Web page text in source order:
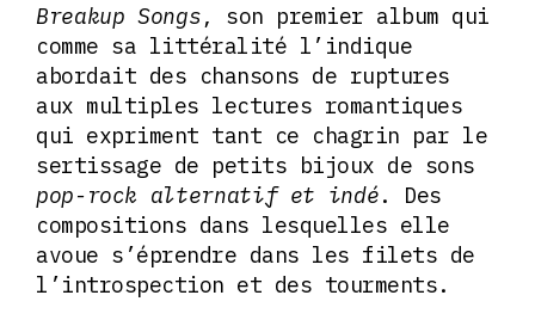
Breakup Songs, son premier album qui
comme sa littéralité l’indique
abordait des chansons de ruptures
aux multiples lectures romantiques
qui expriment tant ce chagrin par le
sertissage de petits bijoux de sons
pop-rock alternatif et indé. Des
compositions dans lesquelles elle
avoue s’éprendre dans les filets de
l’introspection et des tourments.